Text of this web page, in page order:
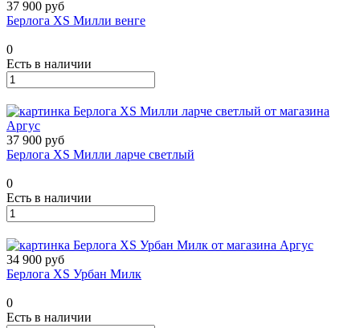
37 900 руб
Берлога XS Милли венге
0
Есть в наличии
37 900 руб
Берлога XS Милли ларче светлый
0
Есть в наличии
34 900 руб
Берлога XS Урбан Милк
0
Есть в наличии